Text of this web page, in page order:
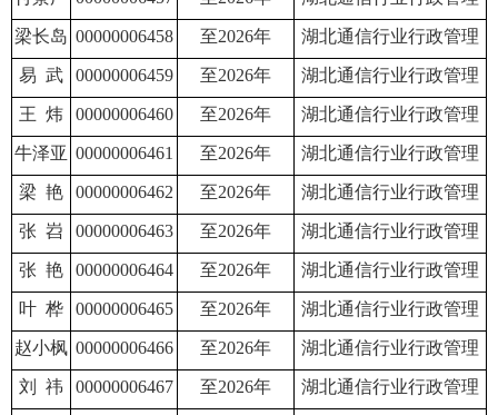
梁长岛 00000006458 至2026年 湖北通信行业行政管理
易 武 00000006459 至2026年 湖北通信行业行政管理
王 炜 00000006460 至2026年 湖北通信行业行政管理
牛泽亚 00000006461 至2026年 湖北通信行业行政管理
梁 艳 00000006462 至2026年 湖北通信行业行政管理
张 岧 00000006463 至2026年 湖北通信行业行政管理
张 艳 00000006464 至2026年 湖北通信行业行政管理
叶 桦 00000006465 至2026年 湖北通信行业行政管理
赵小枫 00000006466 至2026年 湖北通信行业行政管理
刘 祎 00000006467 至2026年 湖北通信行业行政管理